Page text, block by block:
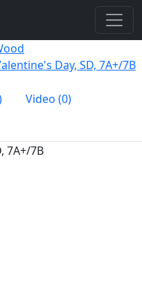
Day, SD, 7A+/7B
Video (0)
7A+/7B